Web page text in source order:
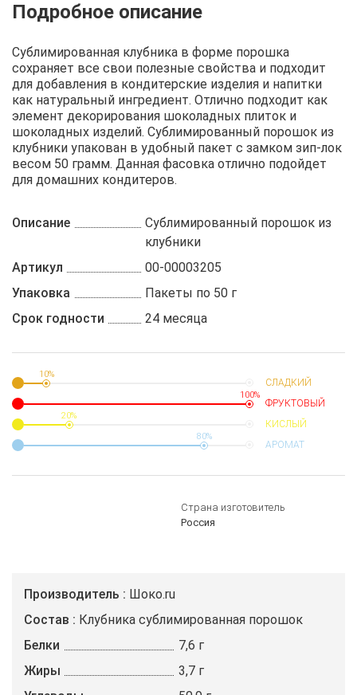
Описание Отзывы Рецепты
Сублимированная клубника в форме порошка
сохраняет все свои полезные свойства и подходит
для добавления в кондитерские изделия и напитки
как натуральный ингредиент. Отлично подходит как
элемент декорирования шоколадных плиток и
шоколадных изделий. Сублимированный порошок из
клубники упакован в удобный пакет с замком зип-лок
весом 50 грамм. Данная фасовка отлично подойдет
для домашних кондитеров.
Описание
Сублимированный порошок из
клубники
Артикул
00-00003205
Упаковка
Пакеты по 50 г
Срок годности
24 месяца
10%
СЛАДКИЙ
100%
ФРУКТОВЫЙ
20%
КИСЛЫЙ
80%
АРОМАТ
Страна изготовитель
Россия
Производитель
Шоко.ru
Состав
Клубника сублимированная порошок
Белки
7,6 г
Жиры
3,7 г